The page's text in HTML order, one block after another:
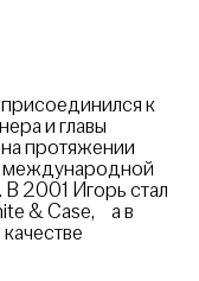
присоединился к
и главы
протяжении
международной
2001 Игорь стал
& Case, а в